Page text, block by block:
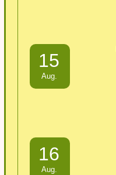
15
Aug.
16
Aug.